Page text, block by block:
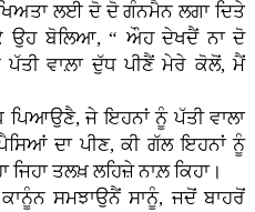
ਲਈ ਦੋ ਦੋ ਗੰਨਮੈਨ ਲਗਾ ਦਿਤੇ
ਉਹ ਬੋਲਿਆ, “ ਔਹ ਦੇਖਦੈਂ ਨਾ ਦੋ
ਵਾਲ਼ਾ ਦੁੱਧ ਪੀਣੈਂ ਮੇਰੇ ਕੋਲੋਂ, ਮੈਂ
ਜੇ ਇਹਨਾਂ ਨੂੰ ਪੱਤੀ ਵਾਲਾ
ਦਾ ਪੀਣ, ਕੀ ਗੱਲ ਇਹਨਾਂ ਨੂੰ
ਤਲਖ਼ ਲਹਿਜ਼ੇ ਨਾਲ਼ ਕਿਹਾ।
ਸਮਝਾਉਨੈਂ ਸਾਨੂੰ, ਜਦੋਂ ਬਾਹਰੋਂ